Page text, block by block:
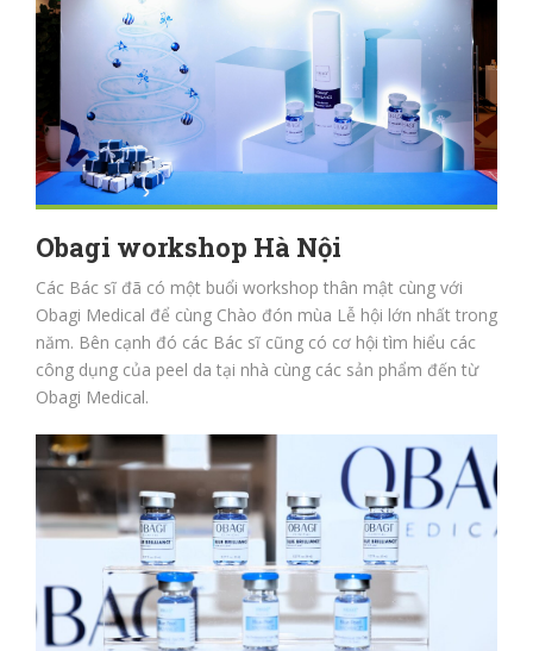
Obagi workshop Hà Nội
Các Bác sĩ đã có một buổi workshop thân mật cùng với
Obagi Medical để cùng Chào đón mùa Lễ hội lớn nhất trong
năm. Bên cạnh đó các Bác sĩ cũng có cơ hội tìm hiểu các
công dụng của peel da tại nhà cùng các sản phẩm đến từ
Obagi Medical.